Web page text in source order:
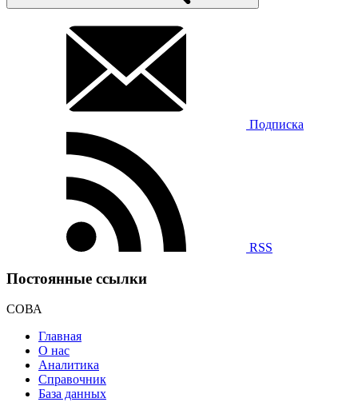
Подписка
RSS
Постоянные ссылки
СОВА
Главная
О нас
Аналитика
Справочник
База данных